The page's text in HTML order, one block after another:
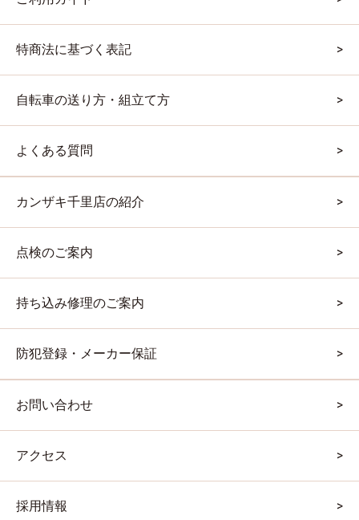
特商法に基づく表記
自転車の送り方・組立て方
よくある質問
カンザキ千里店の紹介
点検のご案内
持ち込み修理のご案内
防犯登録・メーカー保証
お問い合わせ
アクセス
採用情報